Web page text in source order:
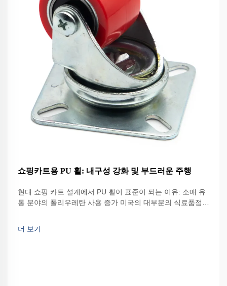
쇼핑카트용 PU 휠: 내구성 강화 및 부드러운 주행
현대 쇼핑 카트 설계에서 PU 휠이 표준이 되는 이유: 소매 유
통 분야의 폴리우레탄 사용 증가 미국의 대부분의 식료품점들
용하고 있습니다. r...
더 보기